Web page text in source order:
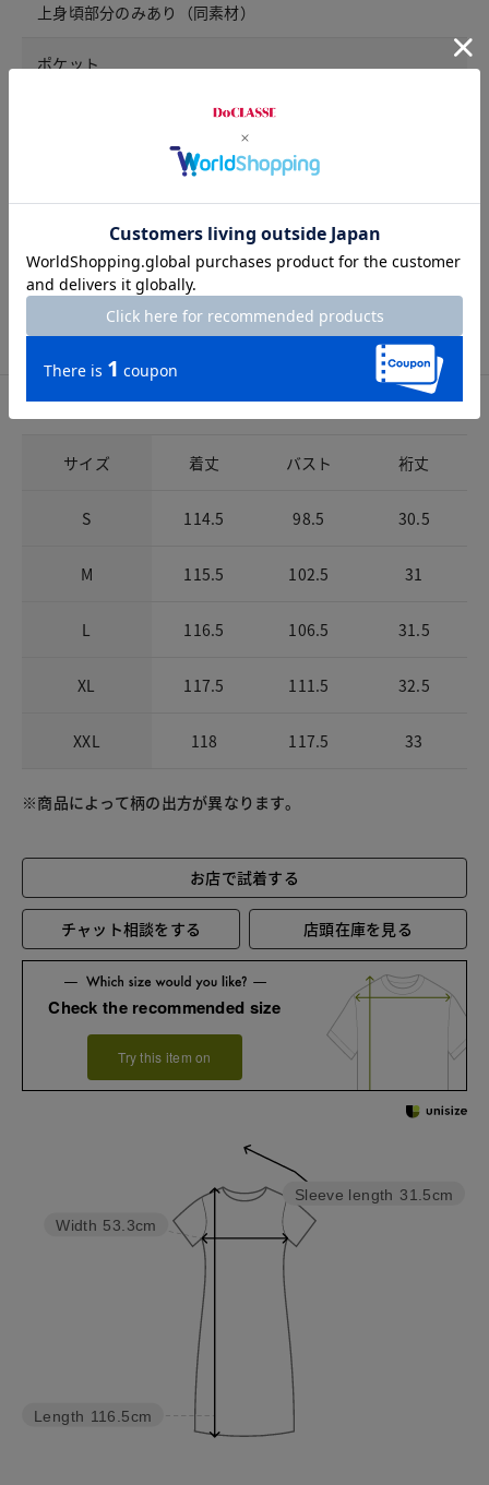
上身頃部分のみあり（同素材）
ポケット
開きの仕様
サイズ詳細 サイズガイドはこちら
サイズ 着丈 バスト 裄丈
S 114.5 98.5 30.5
M 115.5 102.5 31
L 116.5 106.5 31.5
XL 117.5 111.5 32.5
XXL 118 117.5 33
※商品によって柄の出方が異なります。
お店で試着する
チャット相談をする 店頭在庫を見る
Check the recommended size
Try this item on
Sleeve length 31.5cm
Length 116.5cm
Width 53.3cm